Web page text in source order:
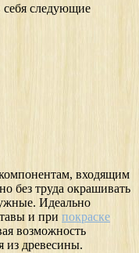
себя следующие
входящим
без труда окрашивать
Идеально
и при покраске
возможность
из древесины.